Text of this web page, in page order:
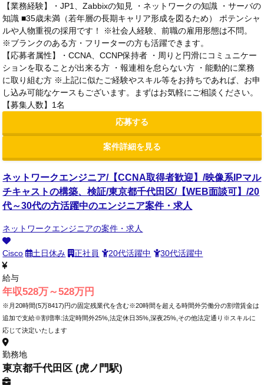
【業務経験】・JP1、Zabbixの知見 ・ネットワークの知識 ・サーバの
知識 ■35歳未満（若年層の長期キャリア形成を図るため） ポテンシャ
ルや人物重視の採用です！ ※社会人経験、前職の雇用形態は不問。
※ブランクのある方・フリーターの方も活躍できます。
【応募者属性】・CCNA、CCNP保持者 ・周りと円滑にコミュニケー
ションを取ることが出来る方 ・報連相を怠らない方 ・能動的に業務
に取り組む方 ※上記に似たご経験やスキル等をお持ちであれば、お申
し込み可能なケースもございます。まずはお気軽にご相談ください。
【募集人数】1名
応募する
案件詳細を見る
ネットワークエンジニア/【CCNA取得者歓迎】/映像系IPマル
チキャストの構築、検証/東京都千代田区/【WEB面談可】/20
代～30代の方活躍中のエンジニア案件・求人
ネットワークエンジニアの案件・求人
Cisco 土日休み 正社員 20代活躍中 30代活躍中
給与
年収528万～528万円
※月20時間(5万8417)円の固定残業代を含む※20時間を超える時間外労働分の割増賃金は
追加で支給※割増率:法定時間外25%,法定休日35%,深夜25%,その他法定通り※スキルに
応じて決定いたします
勤務地
東京都千代田区 (虎ノ門駅)